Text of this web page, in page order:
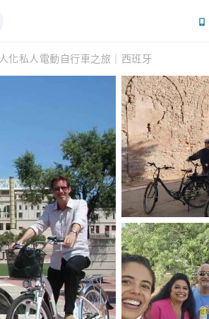
化私人電動自行車之旅｜西班牙